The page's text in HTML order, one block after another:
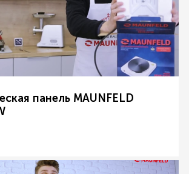
панель MAUNFELD